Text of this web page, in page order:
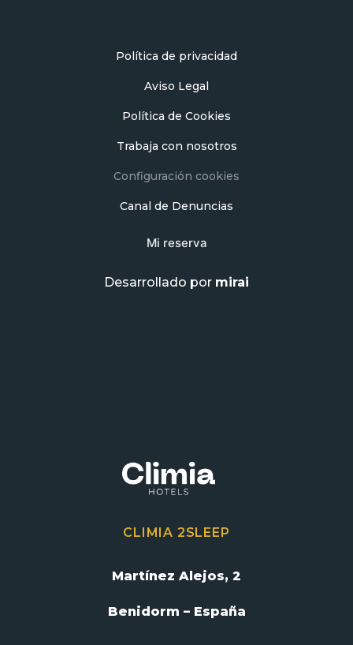
Política de privacidad
Aviso Legal
Política de Cookies
Trabaja con nosotros
Configuración cookies
Canal de Denuncias
Mi reserva
Desarrollado por mirai
CLIMIA 2SLEEP
Martínez Alejos, 2
Benidorm – España